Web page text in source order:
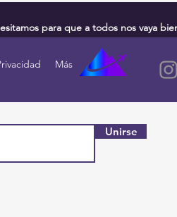
para que a todos nos vaya
Más
Unirse